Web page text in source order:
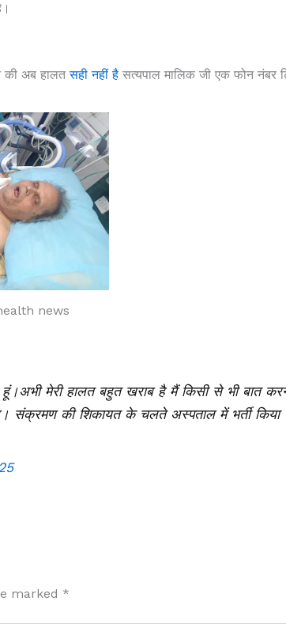
की अब हालतसही नहीं है सत्यपाल मालिक जी एक फोन नंबर
news
मेरी हालत बहुत खराब है मैं किसी से भी बात
संक्रमण की शिकायत के चलते अस्पताल में भर्ती किया
marked *